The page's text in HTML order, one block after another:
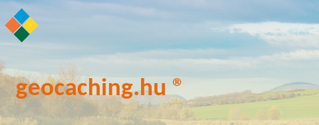
geocaching.hu ®